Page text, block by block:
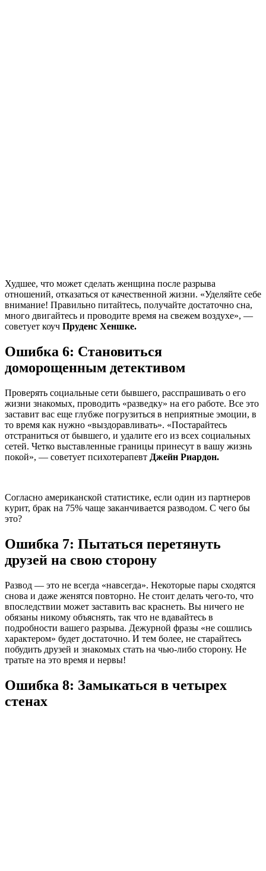
Худшее, что может сделать женщина после разрыва
отношений, отказаться от качественной жизни. «Уделяйте себе
внимание! Правильно питайтесь, получайте достаточно сна,
много двигайтесь и проводите время на свежем воздухе», —
советует коуч Пруденс Хеншке.
Ошибка 6: Становиться
доморощенным детективом
Проверять социальные сети бывшего, расспрашивать о его
жизни знакомых, проводить «разведку» на его работе. Все это
заставит вас еще глубже погрузиться в неприятные эмоции, в
то время как нужно «выздоравливать». «Постарайтесь
отстраниться от бывшего, и удалите его из всех социальных
сетей. Четко выставленные границы принесут в вашу жизнь
покой», — советует психотерапевт Джейн Риардон.
Согласно американской статистике, если один из партнеров
курит, брак на 75% чаще заканчивается разводом. С чего бы
это?
Ошибка 7: Пытаться перетянуть
друзей на свою сторону
Развод — это не всегда «навсегда». Некоторые пары сходятся
снова и даже женятся повторно. Не стоит делать чего-то, что
впоследствии может заставить вас краснеть. Вы ничего не
обязаны никому объяснять, так что не вдавайтесь в
подробности вашего разрыва. Дежурной фразы «не сошлись
характером» будет достаточно. И тем более, не старайтесь
побудить друзей и знакомых стать на чью-либо сторону. Не
тратьте на это время и нервы!
Ошибка 8: Замыкаться в четырех
стенах